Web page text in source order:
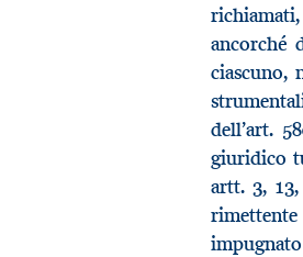
ancorché
ciascuno,
dell’art.
giuridico
artt. 3,